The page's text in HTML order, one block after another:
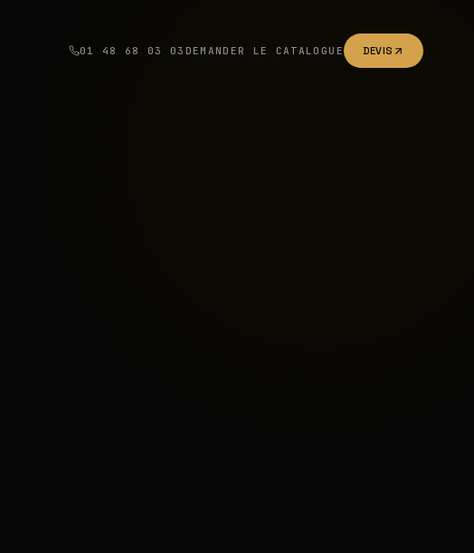
01 48 68 03 03 DEMANDER LE CATALOGUE DEVIS